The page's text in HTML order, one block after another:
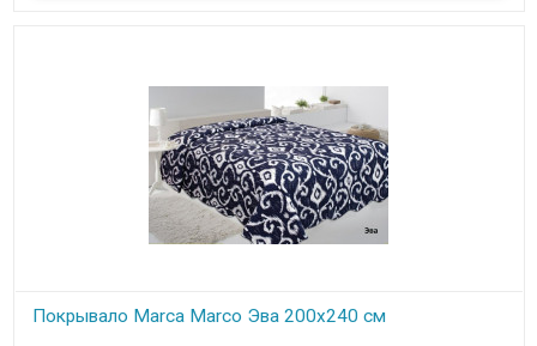
Покрывало Marca Marco Эва 200х240 см